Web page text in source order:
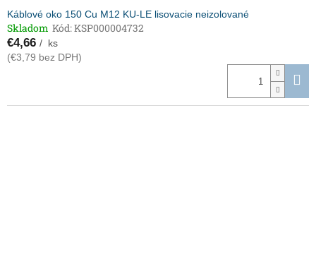
Káblové oko 150 Cu M12 KU-LE lisovacie neizolované
Skladom Kód:KSP000004732
€4,66 / ks
(€3,79 bez DPH)